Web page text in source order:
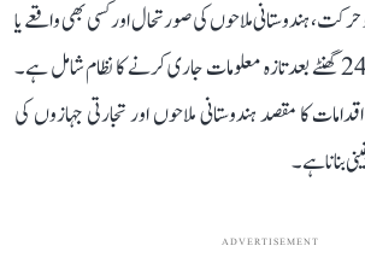
ہندوستانی ملاحوں کی صورتحال اور کسی بھی واقعے یا
جانی نقصان سے متعلق ہر 24 گھنٹے بعد تازہ معلومات جاری کرنے کا نظام شامل ہے۔
کا مقصد ہندوستانی ملاحوں اور تجارتی جہازوں کی
بنانا ہے۔
ADVERTISEMENT